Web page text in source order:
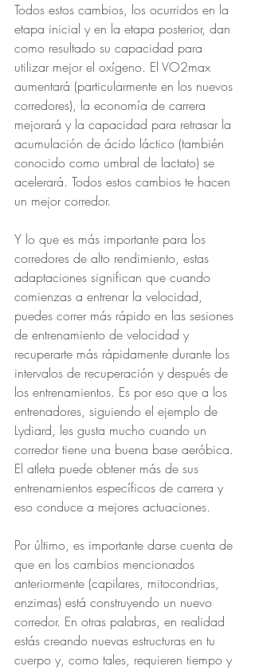
Todos estos cambios, los ocurridos en la
etapa inicial y en la etapa posterior, dan
como resultado su capacidad para
utilizar mejor el oxígeno. El VO2max
aumentará (particularmente en los nuevos
corredores), la economía de carrera
mejorará y la capacidad para retrasar la
acumulación de ácido láctico (también
conocido como umbral de lactato) se
acelerará. Todos estos cambios te hacen
un mejor corredor.
Y lo que es más importante para los
corredores de alto rendimiento, estas
adaptaciones significan que cuando
comienzas a entrenar la velocidad,
puedes correr más rápido en las sesiones
de entrenamiento de velocidad y
recuperarte más rápidamente durante los
intervalos de recuperación y después de
los entrenamientos. Es por eso que a los
entrenadores, siguiendo el ejemplo de
Lydiard, les gusta mucho cuando un
corredor tiene una buena base aeróbica.
El atleta puede obtener más de sus
entrenamientos específicos de carrera y
eso conduce a mejores actuaciones.
Por último, es importante darse cuenta de
que en los cambios mencionados
anteriormente (capilares, mitocondrias,
enzimas) está construyendo un nuevo
corredor. En otras palabras, en realidad
estás creando nuevas estructuras en tu
cuerpo y, como tales, requieren tiempo y